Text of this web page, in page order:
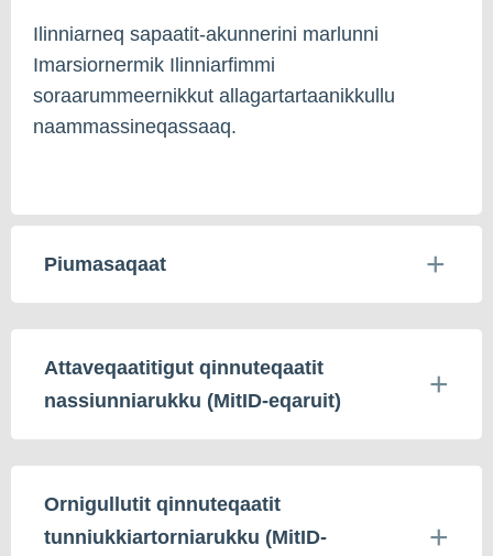
Ilinniarneq sapaatit-akunnerini marlunni
Imarsiornermik Ilinniarfimmi
soraarummeernikkut allagartartaanikkullu
naammassineqassaaq.
Piumasaqaat
Attaveqaatitigut qinnuteqaatit
nassiunniarukku (MitID-eqaruit)
Ornigullutit qinnuteqaatit
tunniukkiartorniarukku (MitID-